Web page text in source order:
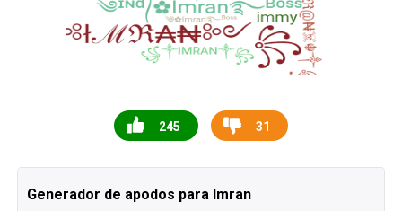
245 31
Generador de apodos para Imran